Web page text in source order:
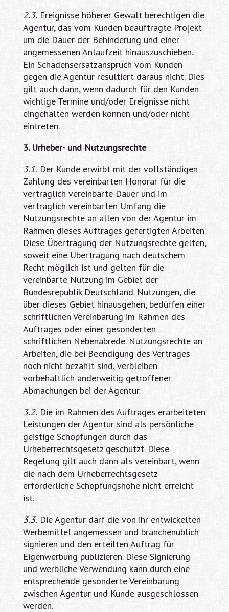
2.3.Ereignisse höherer Gewalt berechtigen die
Agentur, das vom Kunden beauftragte Projekt
um die Dauer der Behinderung und einer
angemessenen Anlaufzeit hinauszuschieben.
Ein Schadensersatzanspruch vom Kunden
gegen die Agentur resultiert daraus nicht. Dies
gilt auch dann, wenn dadurch für den Kunden
wichtige Termine und/oder Ereignisse nicht
eingehalten werden können und/oder nicht
eintreten.
3. Urheber- und Nutzungsrechte
3.1.Der Kunde erwirbt mit der vollständigen
Zahlung des vereinbarten Honorar für die
vertraglich vereinbarte Dauer und im
vertraglich vereinbarten Umfang die
Nutzungsrechte an allen von der Agentur im
Rahmen dieses Auftrages gefertigten Arbeiten.
Diese Übertragung der Nutzungsrechte gelten,
soweit eine Übertragung nach deutschem
Recht möglich ist und gelten für die
vereinbarte Nutzung im Gebiet der
Bundesrepublik Deutschland. Nutzungen, die
über dieses Gebiet hinausgehen, bedürfen einer
schriftlichen Vereinbarung im Rahmen des
Auftrages oder einer gesonderten
schriftlichen Nebenabrede. Nutzungsrechte an
Arbeiten, die bei Beendigung des Vertrages
noch nicht bezahlt sind, verbleiben
vorbehaltlich anderweitig getroffener
Abmachungen bei der Agentur.
3.2.Die im Rahmen des Auftrages erarbeiteten
Leistungen der Agentur sind als persönliche
geistige Schöpfungen durch das
Urheberrechtsgesetz geschützt. Diese
Regelung gilt auch dann als vereinbart, wenn
die nach dem Urheberrechtsgesetz
erforderliche Schöpfungshöhe nicht erreicht
ist.
3.3.Die Agentur darf die von ihr entwickelten
Werbemittel angemessen und branchenüblich
signieren und den erteilten Auftrag für
Eigenwerbung publizieren. Diese Signierung
und werbliche Verwendung kann durch eine
entsprechende gesonderte Vereinbarung
zwischen Agentur und Kunde ausgeschlossen
werden.